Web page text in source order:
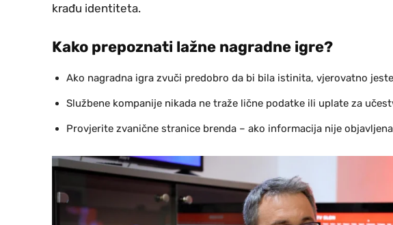
krađu identiteta.
Kako prepoznati lažne nagradne igre?
Ako nagradna igra zvuči predobro da bi bila istinita, vjerovatno
Službene kompanije nikada ne traže lične podatke ili uplate za
Provjerite zvanične stranice brenda – ako informacija nije